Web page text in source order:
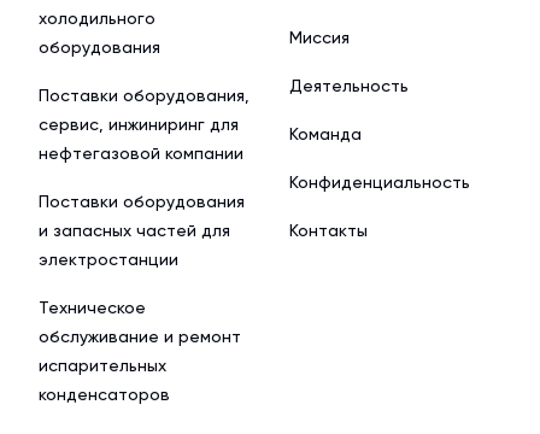
холодильного
оборудования
Поставки оборудования,
сервис, инжиниринг для
нефтегазовой компании
Поставки оборудования
и запасных частей для
электростанции
Техническое
обслуживание и ремонт
испарительных
конденсаторов
Миссия
Деятельность
Команда
Конфиденциальность
Контакты